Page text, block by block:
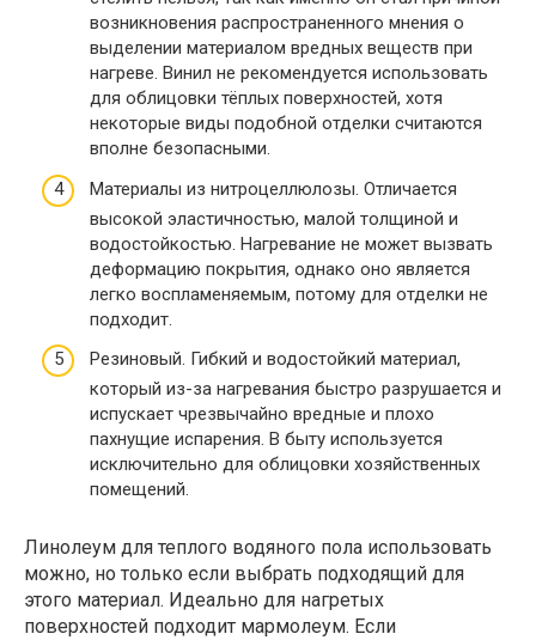
возникновения распространенного мнения о
выделении материалом вредных веществ при
нагреве. Винил не рекомендуется использовать
для облицовки тёплых поверхностей, хотя
некоторые виды подобной отделки считаются
вполне безопасными.
Материалы из нитроцеллюлозы. Отличается
высокой эластичностью, малой толщиной и
водостойкостью. Нагревание не может вызвать
деформацию покрытия, однако оно является
легко воспламеняемым, потому для отделки не
подходит.
Резиновый. Гибкий и водостойкий материал,
который из-за нагревания быстро разрушается и
испускает чрезвычайно вредные и плохо
пахнущие испарения. В быту используется
исключительно для облицовки хозяйственных
помещений.
Линолеум для теплого водяного пола использовать
можно, но только если выбрать подходящий для
этого материал. Идеально для нагретых
поверхностей подходит мармолеум. Если